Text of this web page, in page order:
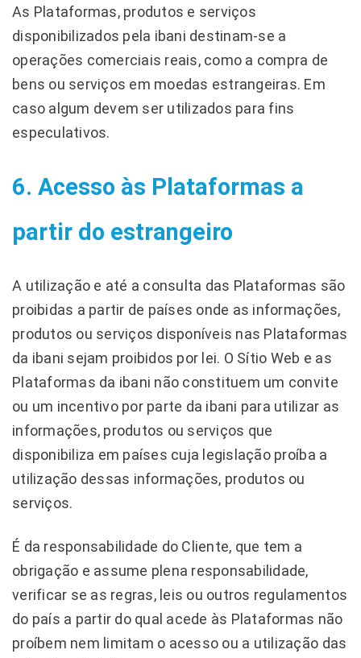
As Plataformas, produtos e serviços
disponibilizados pela ibani destinam-se a
operações comerciais reais, como a compra de
bens ou serviços em moedas estrangeiras. Em
caso algum devem ser utilizados para fins
especulativos.
6. Acesso às Plataformas a
partir do estrangeiro
A utilização e até a consulta das Plataformas são
proibidas a partir de países onde as informações,
produtos ou serviços disponíveis nas Plataformas
da ibani sejam proibidos por lei. O Sítio Web e as
Plataformas da ibani não constituem um convite
ou um incentivo por parte da ibani para utilizar as
informações, produtos ou serviços que
disponibiliza em países cuja legislação proíba a
utilização dessas informações, produtos ou
serviços.
É da responsabilidade do Cliente, que tem a
obrigação e assume plena responsabilidade,
verificar se as regras, leis ou outros regulamentos
do país a partir do qual acede às Plataformas não
proíbem nem limitam o acesso ou a utilização das